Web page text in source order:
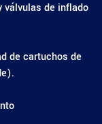
de inflado
de cartuchos de